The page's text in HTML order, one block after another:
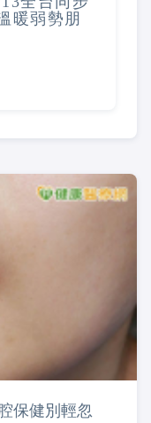
暖弱勢朋
保健別輕忽